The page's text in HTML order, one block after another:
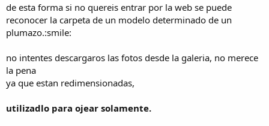
de esta forma si no quereis entrar por la web se puede
reconocer la carpeta de un modelo determinado de un
plumazo.:smile:
no intentes descargaros las fotos desde la galeria, no merece
la pena
ya que estan redimensionadas,
utilizadlo para ojear solamente.